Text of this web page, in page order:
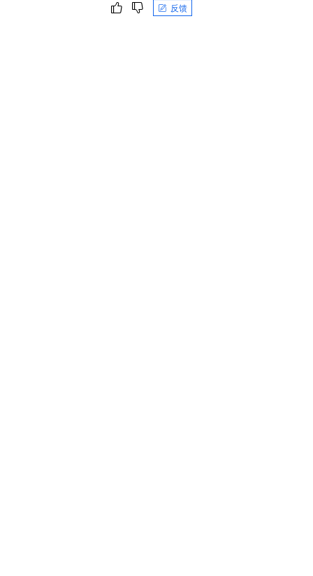
反馈